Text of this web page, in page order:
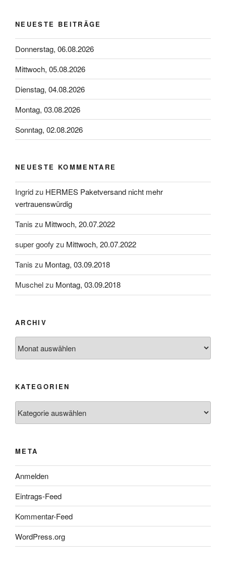
NEUESTE BEITRÄGE
Donnerstag, 06.08.2026
Mittwoch, 05.08.2026
Dienstag, 04.08.2026
Montag, 03.08.2026
Sonntag, 02.08.2026
NEUESTE KOMMENTARE
Ingridzu HERMES Paketversand nicht mehr
vertrauenswürdig
Tanis zu Mittwoch, 20.07.2022
super goofy zu Mittwoch, 20.07.2022
Tanis zu Montag, 03.09.2018
Muschelzu Montag, 03.09.2018
ARCHIV
KATEGORIEN
META
Anmelden
Eintrags-Feed
Kommentar-Feed
WordPress.org